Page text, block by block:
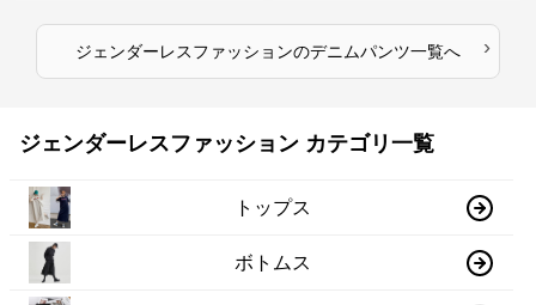
ジェンダーレスファッションのデニムパンツ一覧へ ›
ジェンダーレスファッション カテゴリ一覧
トップス
ボトムス